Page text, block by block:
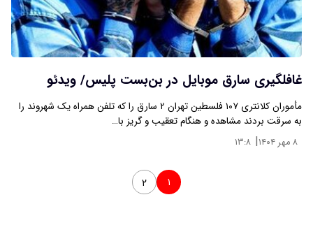
غافلگیری سارق موبایل‌ در بن‌بست پلیس/ ویدئو
مأموران کلانتری ۱۰۷ فلسطین تهران ۲ سارق را که‌ تلفن همراه یک شهروند را
به سرقت بردند مشاهده و هنگام تعقیب و گریز با…
۸ مهر ۱۴۰۴ | ۱۳:۸
۱ ۲